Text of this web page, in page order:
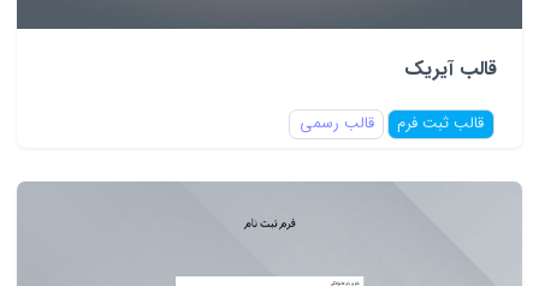
قالب آیریک
قالب ثبت فرم قالب رسمی